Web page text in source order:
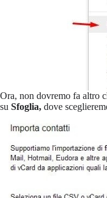
Ora, non dovremo fa altro
su Sfoglia, dove